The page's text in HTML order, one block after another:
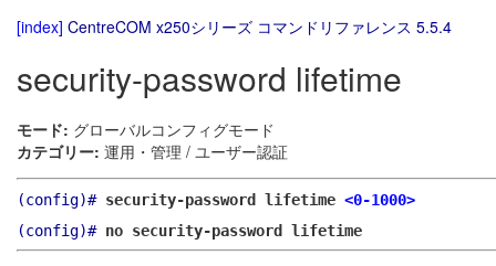
[index] CentreCOM x250シリーズ コマンドリファレンス 5.5.4
security-password lifetime
モード: グローバルコンフィグモード
カテゴリー: 運用・管理 / ユーザー認証
(config)# security-password lifetime <0-1000>
(config)# no security-password lifetime